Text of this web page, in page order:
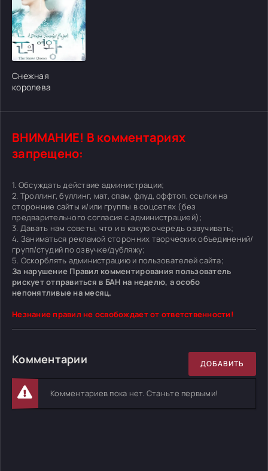
[/xfgiven_cvh_poster_urlcvh_poster_url]
Снежная
королева
ВНИМАНИЕ! В комментариях
запрещено:
1. Обсуждать действие администрации;
2. Троллинг, буллинг, мат, спам, флуд, оффтоп, ссылки на
сторонние сайты и/или группы в соцсетях (без
предварительного согласия с администрацией);
3. Давать нам советы, что и в какую очередь озвучивать;
4. Заниматься рекламой сторонних творческих объединений/
групп/студий по озвучке/дубляжу;
5. Оскорблять администрацию и пользователей сайта;
За нарушение Правил комментирования пользователь
рискует отправиться в БАН на неделю, а особо
непонятливые на месяц.
Незнание правил не освобождает от ответственности!
Комментарии ДОБАВИТЬ
Комментариев пока нет. Станьте первыми!